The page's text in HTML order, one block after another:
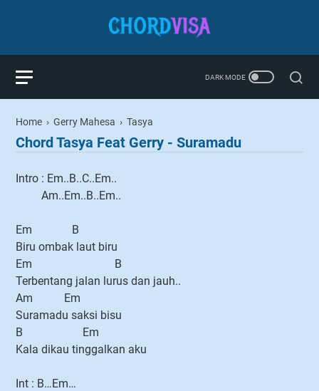
Home › Gerry Mahesa › Tasya
Chord Tasya Feat Gerry - Suramadu
Intro : Em..B..C..Em..
Am..Em..B..Em..
Em B
Biru ombak laut biru
Em B
Terbentang jalan lurus dan jauh..
Am Em
Suramadu saksi bisu
B Em
Kala dikau tinggalkan aku
Int : B…Em…